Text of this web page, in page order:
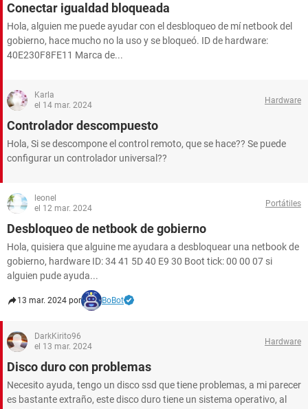
Conectar igualdad bloqueada
Hola, alguien me puede ayudar con el desbloqueo de mí netbook del
gobierno, hace mucho no la uso y se bloqueó. ID de hardware:
40E230F8FE11 Marca de...
Karla
el 14 mar. 2024
Hardware
Controlador descompuesto
Hola, Si se descompone el control remoto, que se hace?? Se puede
configurar un controlador universal??
leonel
el 12 mar. 2024
Portátiles
Desbloqueo de netbook de gobierno
Hola, quisiera que alguine me ayudara a desbloquear una netbook de
gobierno, hardware ID: 34 41 5D 40 E9 30 Boot tick: 00 00 07 si
alguien pude ayuda...
13 mar. 2024 por BoBot
DarkKirito96
el 13 mar. 2024
Hardware
Disco duro con problemas
Necesito ayuda, tengo un disco ssd que tiene problemas, a mi parecer
es bastante extraño, este disco duro tiene un sistema operativo, al